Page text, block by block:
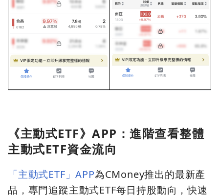
《主動式ETF》APP：進階查看整體
主動式ETF資金流向
「主動式ETF」APP為CMoney推出的最新產
品，專門追蹤主動式ETF每日持股動向，快速